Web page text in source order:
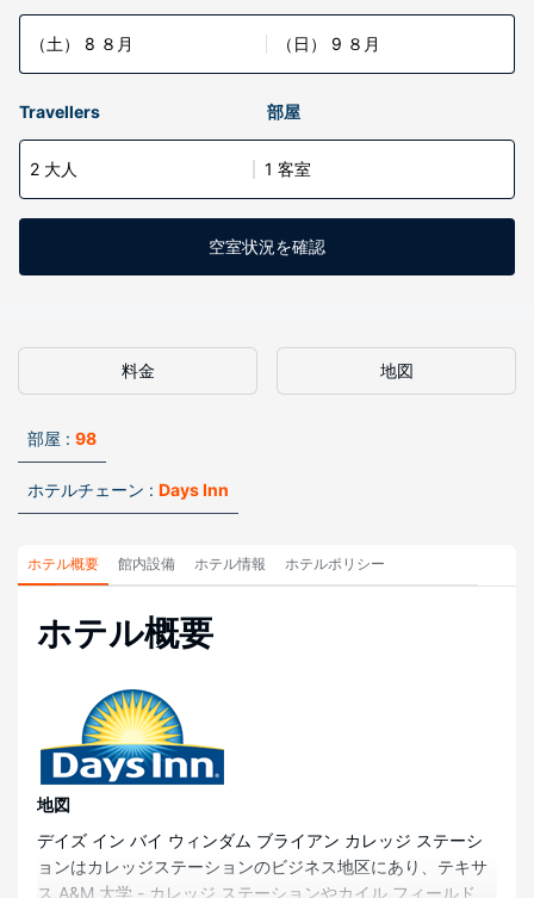
（土） 8 ８月 （日） 9 ８月
Travellers 部屋
2 大人 1 客室
空室状況を確認
料金 地図
部屋 : 98
ホテルチェーン : Days Inn
ホテル概要 館内設備 ホテル情報 ホテルポリシー
ホテル概要
地図
デイズ イン バイ ウィンダム ブライアン カレッジ ステーシ
ョンはカレッジステーションのビジネス地区にあり、テキサ
ス A&M 大学 - カレッジ ステーションやカイル フィールド